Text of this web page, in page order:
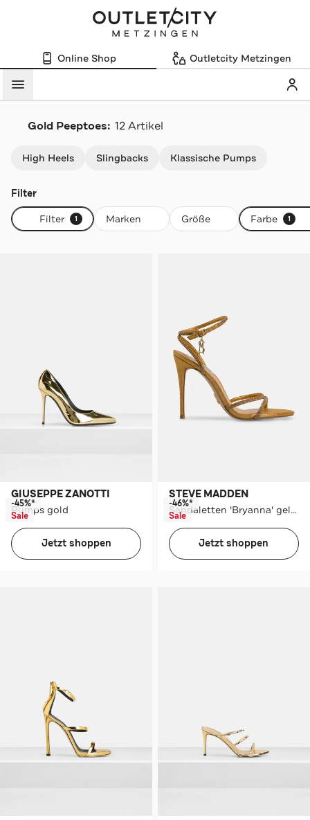
Online Shop Outletcity Metzingen
Menü
Gold Peeptoes: 12 Artikel
High Heels Slingbacks Klassische Pumps
Filter
Filter 1 Marken Größe Farbe 1
GIUSEPPE ZANOTTI
Pumps gold
-45%*
Sale
Jetzt shoppen
STEVE MADDEN
Sandaletten 'Bryanna' gelbgold
-46%*
Sale
Jetzt shoppen